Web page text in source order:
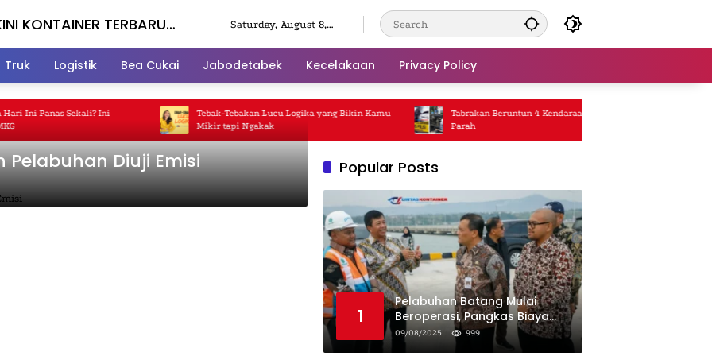
KONTAINER TERBARU
Saturday, August 8,
Truk Logistik Bea Cukai Jabodetabek Kecelakaan Privacy Policy
Ini Panas Sekali? Ini
Tebak-Tebakan Lucu Logika yang Bikin Kamu
Mikir tapi Ngakak
Tabrakan Beruntun 4 Kendaraan, Jalanan Macet
Parah
Pelabuhan Diuji Emisi Popular Posts
1
Pelabuhan Batang Mulai
Beroperasi, Pangkas Biaya
Logistik Industri!
09/08/2025 999